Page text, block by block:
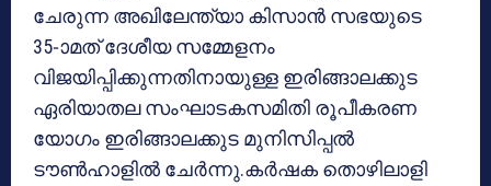
ചേരുന്ന അഖിലേന്ത്യാ കിസാൻ സഭയുടെ
35-ാമത് ദേശീയ സമ്മേളനം
വിജയിപ്പിക്കുന്നതിനായുള്ള ഇരിങ്ങാലക്കുട
ഏരിയാതല സംഘാടകസമിതി രൂപീകരണ
യോഗം ഇരിങ്ങാലക്കുട മുനിസിപ്പൽ
ടൗൺഹാളിൽ ചേർന്നു.കർഷക തൊഴിലാളി